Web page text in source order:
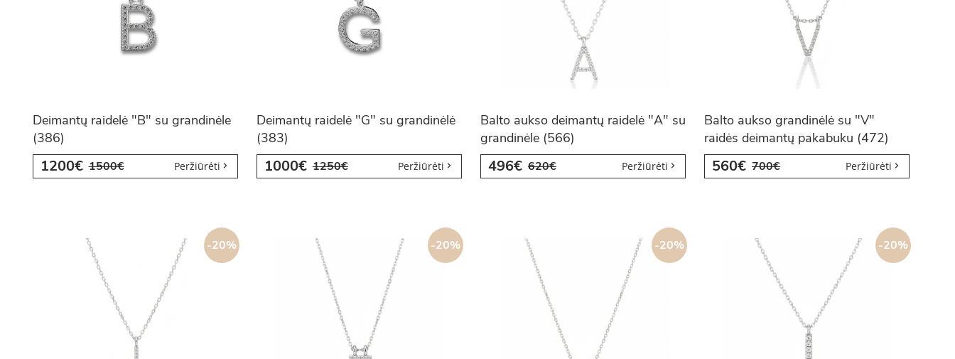
Deimantų raidelė "B" su grandinėle
(386)
1200€ 1500€ Peržiūrėti
Deimantų raidelė "G" su grandinėlė
(383)
1000€ 1250€ Peržiūrėti
Balto aukso deimantų raidelė "A" su
grandinėle (566)
496€ 620€ Peržiūrėti
Balto aukso grandinėlė su "V"
raidės deimantų pakabuku (472)
560€ 700€ Peržiūrėti
-20% -20% -20% -20%